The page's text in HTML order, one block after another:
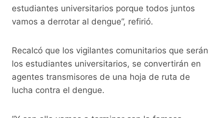
estudiantes universitarios porque todos juntos
vamos a derrotar al dengue”, refirió.
Recalcó que los vigilantes comunitarios que serán
los estudiantes universitarios, se convertirán en
agentes transmisores de una hoja de ruta de
lucha contra el dengue.